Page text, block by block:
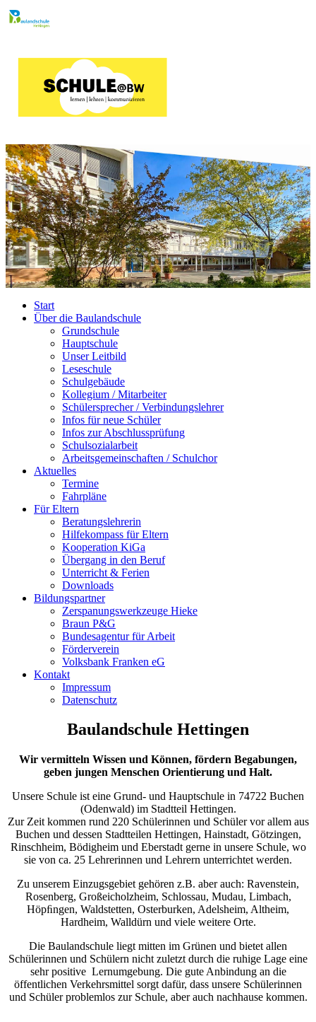
Start
Über die Baulandschule
Grundschule
Hauptschule
Unser Leitbild
Leseschule
Schulgebäude
Kollegium / Mitarbeiter
Schülersprecher / Verbindungslehrer
Infos für neue Schüler
Infos zur Abschlussprüfung
Schulsozialarbeit
Arbeitsgemeinschaften / Schulchor
Aktuelles
Termine
Fahrpläne
Für Eltern
Beratungslehrerin
Hilfekompass für Eltern
Kooperation KiGa
Übergang in den Beruf
Unterricht & Ferien
Downloads
Bildungspartner
Zerspanungswerkzeuge Hieke
Braun P&G
Bundesagentur für Arbeit
Förderverein
Volksbank Franken eG
Kontakt
Impressum
Datenschutz
Baulandschule Hettingen
Wir vermitteln Wissen und Können, fördern Begabungen,
geben jungen Menschen Orientierung und Halt.
Unsere Schule ist eine Grund- und Hauptschule in 74722 Buchen
(Odenwald) im Stadtteil Hettingen.
Zur Zeit kommen rund 220 Schülerinnen und Schüler vor allem aus
Buchen und dessen Stadtteilen Hettingen, Hainstadt, Götzingen,
Rinschheim, Bödigheim und Eberstadt gerne in unsere Schule, wo
sie von ca. 25 Lehrerinnen und Lehrern unterrichtet werden.
Zu unserem Einzugsgebiet gehören z.B. aber auch: Ravenstein,
Rosenberg, Großeicholzheim, Schlossau, Mudau, Limbach,
Höpﬁngen, Waldstetten, Osterburken, Adelsheim, Altheim,
Hardheim, Walldürn und viele weitere Orte.
Die Baulandschule liegt mitten im Grünen und bietet allen
Schülerinnen und Schülern nicht zuletzt durch die ruhige Lage eine
sehr positive Lernumgebung. Die gute Anbindung an die
öffentlichen Verkehrsmittel sorgt dafür, dass unsere Schülerinnen
und Schüler problemlos zur Schule, aber auch nachhause kommen.